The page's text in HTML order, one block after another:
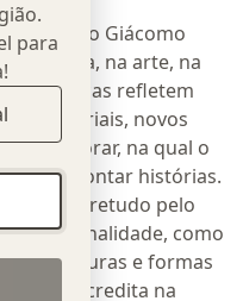
paraDiogo Giácomo
na arte, na
Suas peças refletem
materiais, novos
de morar, na qual o
para contar histórias.
sobretudo pelo
funcionalidade, como
puras e formas
Studio acredita na